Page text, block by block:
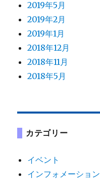
2019年5月
2019年2月
2019年1月
2018年12月
2018年11月
2018年5月
カテゴリー
イベント
インフォメーション